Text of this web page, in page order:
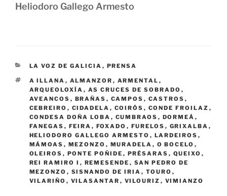
Heliodoro Gallego Armesto
CATEGORÍAS
LA VOZ DE GALICIA , PRENSA
ETIQUETAS
A ILLANA , ALMANZOR , ARMENTAL ,
ARQUEOLOXÍA , AS CRUCES DE SOBRADO ,
AVEANCOS , BRAÑAS , CAMPOS , CASTROS ,
CEBREIRO , CIDADELA , COIRÓS , CONDE FROILAZ ,
CONDESA DOÑA LOBA , CUMBRAOS , DORMEÁ ,
FANEGAS , FEIRA , FOXADO , FURELOS , GRIXALBA ,
HELIODORO GALLEGO ARMESTO , LARDEIROS ,
MÁMOAS , MEZONZO , MURADELA , O BOCELO ,
OLEIROS , PONTE POÑIDE , PRÉSARAS , QUEIXO ,
REI RAMIRO I , REMESENDE , SAN PEDRO DE
MEZONZO , SISNANDO DE IRIA , TOURO ,
VILARIÑO , VILASANTAR , VILOURIZ , VIMIANZO